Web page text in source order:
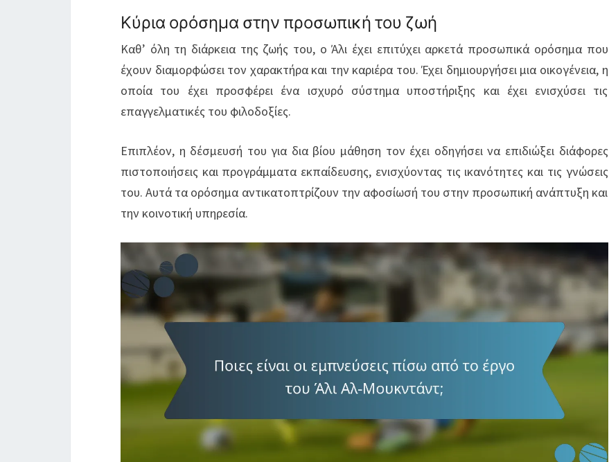
Κύρια ορόσημα στην προσωπική του ζωή
Καθ’ όλη τη διάρκεια της ζωής του, ο Άλι έχει επιτύχει αρκετά προσωπικά ορόσημα που
έχουν διαμορφώσει τον χαρακτήρα και την καριέρα του. Έχει δημιουργήσει μια οικογένεια, η
οποία του έχει προσφέρει ένα ισχυρό σύστημα υποστήριξης και έχει ενισχύσει τις
επαγγελματικές του φιλοδοξίες.
Επιπλέον, η δέσμευσή του για δια βίου μάθηση τον έχει οδηγήσει να επιδιώξει διάφορες
πιστοποιήσεις και προγράμματα εκπαίδευσης, ενισχύοντας τις ικανότητες και τις γνώσεις
του. Αυτά τα ορόσημα αντικατοπτρίζουν την αφοσίωσή του στην προσωπική ανάπτυξη και
την κοινοτική υπηρεσία.